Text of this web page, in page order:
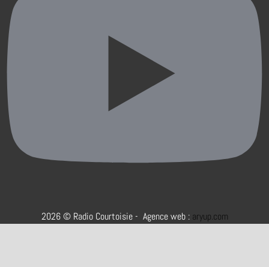
2026 © Radio Courtoisie - Agence web : aryup.com